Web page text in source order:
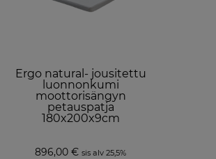
Ergo natural- jousitettu
luonnonkumi
moottorisängyn
petauspatja
180x200x9cm
896,00€ sis alv 25,5%